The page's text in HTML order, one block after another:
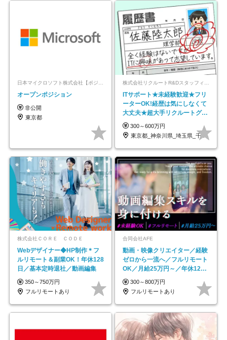
オープンポジション
非公開
東京都
ITサポート★未経験歓迎★フリ
ーターOK!経歴は気にしなくて
大丈夫★超大手リクルートグル
ープの正社員/sg
300～600万円
東京都_神奈川県_埼玉県_千葉県_大阪府…
株式会社ＣＯＲＥ ＣＯＤＥ
Webデザイナー◆HP制作＊フ
ルリモート＆副業OK！年休128
日／基本定時退社／動画編集
350～750万円
フルリモートあり
合同会社AFE
動画・映像クリエイター／経験
ゼロから一流へ／フルリモート
OK／月給25万円～／年休125
日以上
300～800万円
フルリモートあり